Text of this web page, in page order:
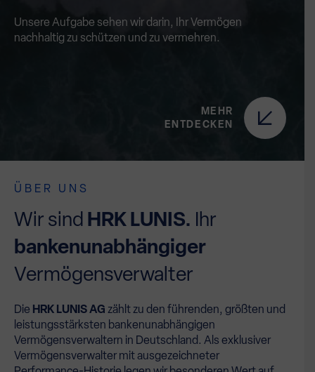
Unsere Aufgabe sehen wir darin, Ihr Vermögen
nachhaltig zu schützen und zu vermehren.
MEHR
ENTDECKEN
ÜBER UNS
Wir sind HRK LUNIS. Ihr
bankenunabhängiger
Vermögensverwalter
Die HRK LUNIS AG zählt zu den führenden, größten und
leistungsstärksten bankenunabhängigen
Vermögensverwaltern in Deutschland. Als exklusiver
Vermögensverwalter mit ausgezeichneter